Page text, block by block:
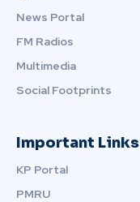
News Portal
FM Radios
Multimedia
Social Footprints
Important Links
KP Portal
PMRU